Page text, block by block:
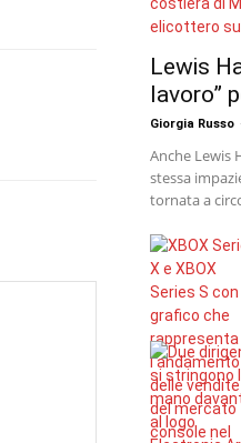
Lewis
lavoro”
Giorgia Russo
Anche Lewis
stessa
tornata a